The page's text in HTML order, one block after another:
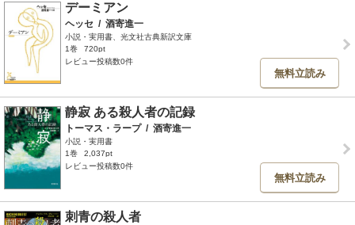
デーミアン
ヘッセ / 酒寄進一
小説・実用書、光文社古典新訳文庫
1巻
720pt
レビュー投稿数0件
無料立読み
静寂 ある殺人者の記録
トーマス・ラープ / 酒寄進一
小説・実用書
1巻
2,037pt
レビュー投稿数0件
無料立読み
刺青の殺人者